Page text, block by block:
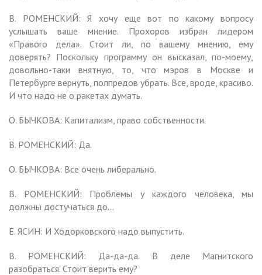
В. РОМЕНСКИЙ: Я хочу еще вот по какому вопросу
услышать ваше мнение. Прохоров избран лидером
«Правого дела». Стоит ли, по вашему мнению, ему
доверять? Поскольку программу он высказал, по-моему,
довольно-таки внятную, то, что мэров в Москве и
Петербурге вернуть, полпредов убрать. Все, вроде, красиво.
И что надо не о ракетах думать.
О. БЫЧКОВА: Капитализм, право собственности.
В. РОМЕНСКИЙ: Да.
О. БЫЧКОВА: Все очень либерально.
В. РОМЕНСКИЙ: Проблемы у каждого человека, мы
должны достучаться до…
Е. ЯСИН: И Ходорковского надо выпустить.
В. РОМЕНСКИЙ: Да-да-да. В деле Магнитского
разобраться. Стоит верить ему?